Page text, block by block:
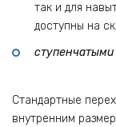
так и для
доступны на
ступенчатыми
Стандартные
внутренним